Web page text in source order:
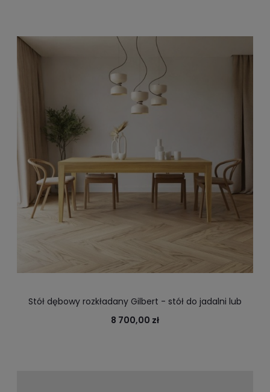
Stół dębowy rozkładany Gilbert - stół do jadalni lub
salonu
8 700,00 zł